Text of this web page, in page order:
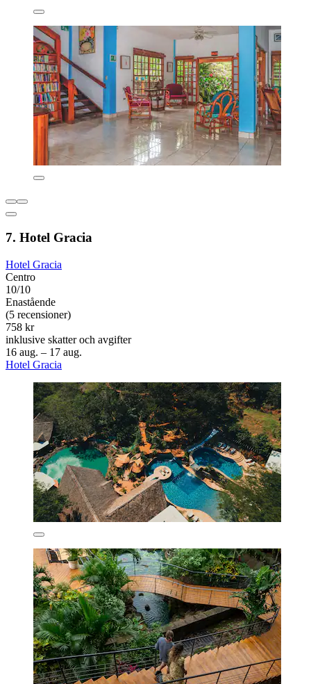
7. Hotel Gracia
Hotel Gracia
Centro
10/10
Enastående
(5 recensioner)
758 kr
inklusive skatter och avgifter
16 aug. – 17 aug.
Hotel Gracia